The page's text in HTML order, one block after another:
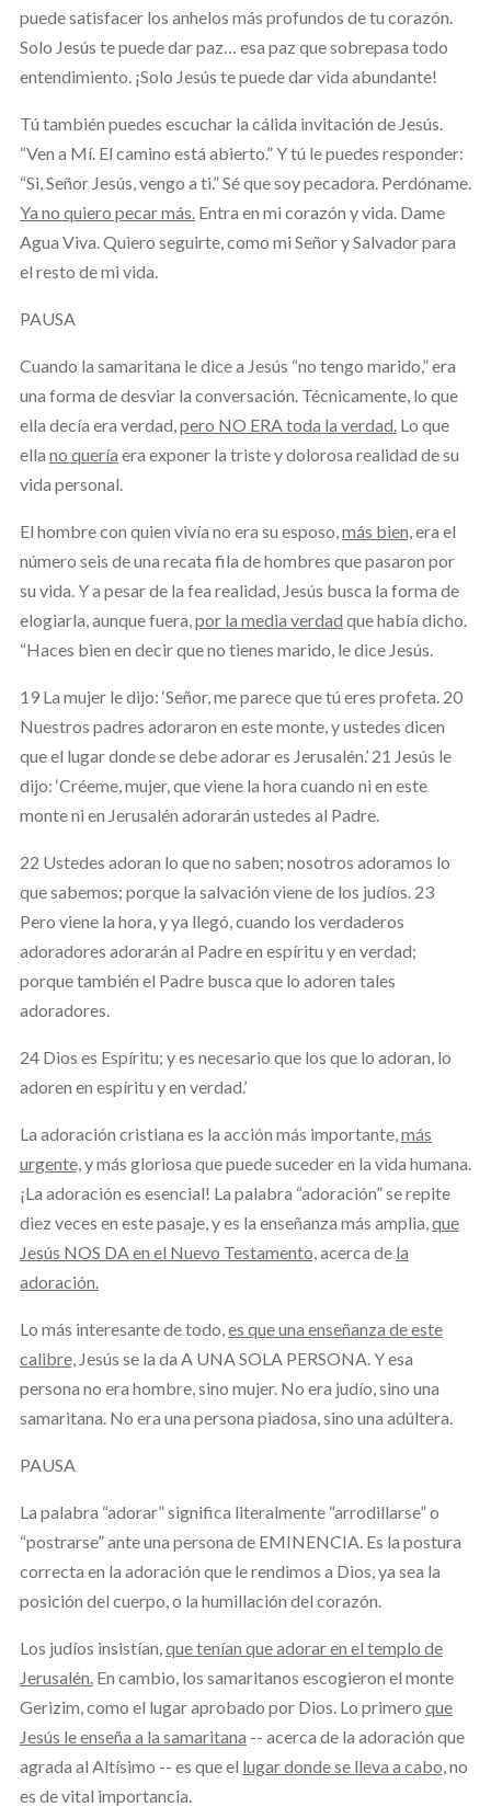
puede satisfacer los anhelos más profundos de tu corazón.
Solo Jesús te puede dar paz… esa paz que sobrepasa todo
entendimiento. ¡Solo Jesús te puede dar vida abundante!
Tú también puedes escuchar la cálida invitación de Jesús.
“Ven a Mí. El camino está abierto.” Y tú le puedes responder:
“Si, Señor Jesús, vengo a ti.” Sé que soy pecadora. Perdóname.
Ya no quiero pecar más.Entra en mi corazón y vida. Dame
Agua Viva. Quiero seguirte, como mi Señor y Salvador para
el resto de mi vida.
PAUSA
Cuando la samaritana le dice a Jesús “no tengo marido,” era
una forma de desviar la conversación. Técnicamente, lo que
ella decía era verdad,pero NO ERA toda la verdad.Lo que
ella no quería era exponer la triste y dolorosa realidad de su
vida personal.
El hombre con quien vivía no era su esposo,más bien,era el
número seis de una recata fila de hombres que pasaron por
su vida. Y a pesar de la fea realidad, Jesús busca la forma de
elogiarla, aunque fuera,por la media verdad que había dicho.
“Haces bien en decir que no tienes marido, le dice Jesús.
19 La mujer le dijo: ‘Señor, me parece que tú eres profeta. 20
Nuestros padres adoraron en este monte, y ustedes dicen
que el lugar donde se debe adorar es Jerusalén.’ 21 Jesús le
dijo: ‘Créeme, mujer, que viene la hora cuando ni en este
monte ni en Jerusalén adorarán ustedes al Padre.
22 Ustedes adoran lo que no saben; nosotros adoramos lo
que sabemos; porque la salvación viene de los judíos. 23
Pero viene la hora, y ya llegó, cuando los verdaderos
adoradores adorarán al Padre en espíritu y en verdad;
porque también el Padre busca que lo adoren tales
adoradores.
24 Dios es Espíritu; y es necesario que los que lo adoran, lo
adoren en espíritu y en verdad.’
La adoración cristiana es la acción más importante,más
urgente,y más gloriosa que puede suceder en la vida humana.
¡La adoración es esencial! La palabra “adoración” se repite
diez veces en este pasaje, y es la enseñanza más amplia,que
Jesús NOS DA en el Nuevo Testamento,acerca de la
adoración.
Lo más interesante de todo,es que una enseñanza de este
calibre,Jesús se la da A UNA SOLA PERSONA. Y esa
persona no era hombre, sino mujer. No era judío, sino una
samaritana. No era una persona piadosa, sino una adúltera.
PAUSA
La palabra “adorar” significa literalmente “arrodillarse” o
“postrarse” ante una persona de EMINENCIA. Es la postura
correcta en la adoración que le rendimos a Dios, ya sea la
posición del cuerpo, o la humillación del corazón.
Los judíos insistían,que tenían que adorar en el templo de
Jerusalén.En cambio, los samaritanos escogieron el monte
Gerizim, como el lugar aprobado por Dios. Lo primero que
Jesús le enseña a la samaritana -- acerca de la adoración que
agrada al Altísimo -- es que el lugar donde se lleva a cabo,no
es de vital importancia.